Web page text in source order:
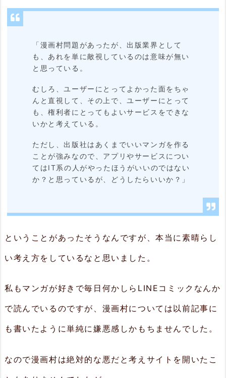
2.
3.
無
料
で
読
め
ガ
も
る
3.
ま
「漫画村問題があったが、出版業界として
も、あれを単に敵視しているのは意味が無い
と思っている。
むしろ、ユーザーにとってよかった面をちゃ
んと直視して、その上で、ユーザーにとって
も、権利者にとってもよいサービスをできな
いかと考えている。
ただし、出版社はあくまでいいマンガを作る
ことが強みなので、アプリやサービスについ
てはIT系の人がやったほうがいいのではない
か？と思っているが、どうしたらいいか？」
ということがあったそうなんですが、本当に素晴らし
い考え方をしているなと思いました。
私もマンガが好きで毎日何かしらLINEコミックなんか
で読んでいるのですが、漫画村については以前記事に
も書いたように単純に嫌悪感しかもちませんでした。
なので漫画村は絶対的な悪だと考えサイトを開いたこ